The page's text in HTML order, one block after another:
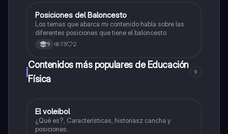
Educación Física
Posiciones del Baloncesto
Los temas que abarca mi contenido habla sobre las
diferentes posiciones que tiene el baloncesto
9 73 2
Contenidos más populares de Educación
Física
9
Educación Física
El voleibol
¿Qué es?, Características, historiasz cancha y
posiciones.